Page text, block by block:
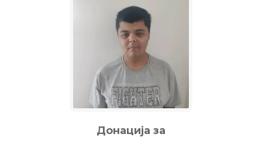
Донација за